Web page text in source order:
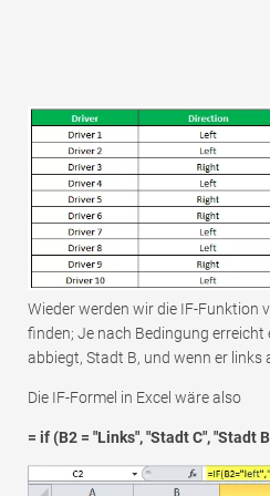
Wieder werden wir die IF-Funktion
finden; Je nach Bedingung erreicht
abbiegt, Stadt B, und wenn er links
Die IF-Formel in Excel wäre also
= if (B2 = "Links", "Stadt C", "Stadt